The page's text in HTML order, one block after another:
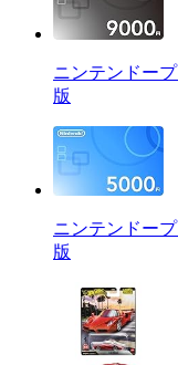
ニンテンドー
版
ニンテンドー
版